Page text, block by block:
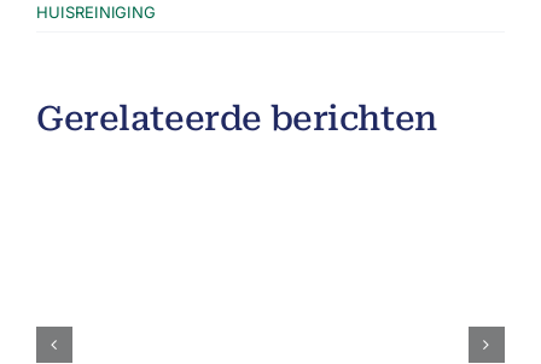
HUISREINIGING
Gerelateerde berichten